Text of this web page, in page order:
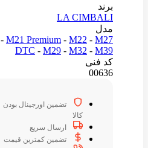
برند
LA CIMBALI
مدل
- M21 Premium - M22 - M27
DTC - M29 - M32 - M39
کد فنی
00636
تضمین اورجینال بودن
کالا
ارسال سریع
تضمین کمترین قیمت